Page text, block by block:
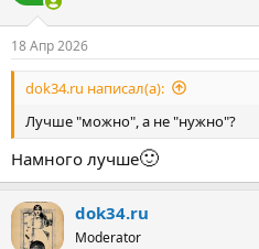
18 Апр 2026
dok34.ru написал(а):
Лучше "можно", а не "нужно"?
Намного лучше🙂
dok34.ru
Moderator